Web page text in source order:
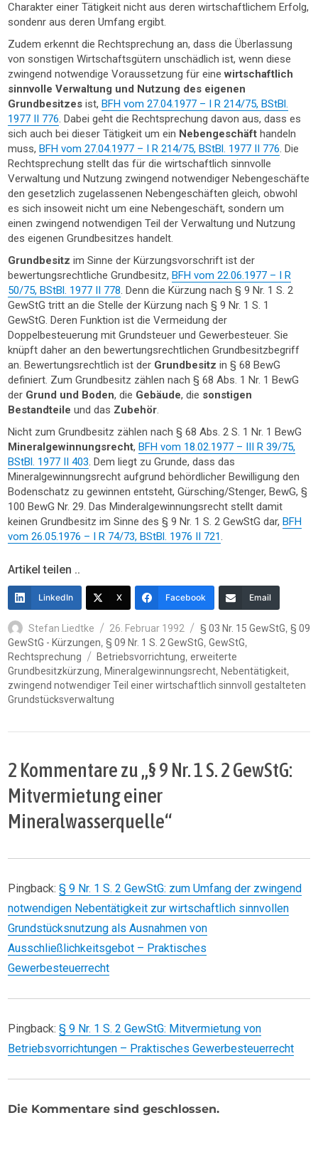
Charakter einer Tätigkeit nicht aus deren wirtschaftlichem Erfolg,
sondenr aus deren Umfang ergibt.
Zudem erkennt die Rechtsprechung an, dass die Überlassung
von sonstigen Wirtschaftsgütern unschädlich ist, wenn diese
zwingend notwendige Voraussetzung für einewirtschaftlich
sinnvolle Verwaltung und Nutzung des eigenen
Grundbesitzes ist,BFH vom 27.04.1977 – I R 214/75, BStBl.
1977 II 776. Dabei geht die Rechtsprechung davon aus, dass es
sich auch bei dieser Tätigkeit um ein Nebengeschäfthandeln
muss,BFH vom 27.04.1977 – I R 214/75, BStBl. 1977 II 776. Die
Rechtsprechung stellt das für die wirtschaftlich sinnvolle
Verwaltung und Nutzung zwingend notwendiger Nebengeschäfte
den gesetzlich zugelassenen Nebengeschäften gleich, obwohl
es sich insoweit nicht um eine Nebengeschäft, sondern um
einen zwingend notwendigen Teil der Verwaltung und Nutzung
des eigenen Grundbesitzes handelt.
Grundbesitzim Sinne der Kürzungsvorschrift ist der
bewertungsrechtliche Grundbesitz,BFH vom 22.06.1977 – I R
50/75, BStBl. 1977 II 778. Denn die Kürzung nach § 9 Nr. 1 S. 2
GewStG tritt an die Stelle der Kürzung nach § 9 Nr. 1 S. 1
GewStG. Deren Funktion ist die Vermeidung der
Doppelbesteuerung mit Grundsteuer und Gewerbesteuer. Sie
knüpft daher an den bewertungsrechtlichen Grundbesitzbegriff
an. Bewertungsrechtlich ist der Grundbesitzin § 68 BewG
definiert. Zum Grundbesitz zählen nach § 68 Abs. 1 Nr. 1 BewG
der Grund und Boden, die Gebäude, die sonstigen
Bestandteile und das Zubehör.
Nicht zum Grundbesitz zählen nach § 68 Abs. 2 S. 1 Nr. 1 BewG
Mineralgewinnungsrecht,BFH vom 18.02.1977 – III R 39/75,
BStBl. 1977 II 403. Dem liegt zu Grunde, dass das
Mineralgewinnungsrecht aufgrund behördlicher Bewilligung den
Bodenschatz zu gewinnen entsteht, Gürsching/Stenger, BewG, §
100 BewG Nr. 29. Das Minderalgewinnungsrecht stellt damit
keinen Grundbesitz im Sinne des § 9 Nr. 1 S. 2 GewStG dar,BFH
vom 26.05.1976 – I R 74/73, BStBl. 1976 II 721.
Artikel teilen ..
LinkedIn X Facebook Email
Autor
Stefan Liedtke
Veröffentlicht
am
26. Februar 1992 Kategorien
§ 03 Nr. 15 GewStG, § 09
GewStG - Kürzungen,§ 09 Nr. 1 S. 2 GewStG,GewStG,
Rechtsprechung Schlagwörter
Betriebsvorrichtung,erweiterte
Grundbesitzkürzung,Mineralgewinnungsrecht,Nebentätigkeit,
zwingend notwendiger Teil einer wirtschaftlich sinnvoll gestalteten
Grundstücksverwaltung
2 Kommentare zu „§ 9 Nr. 1 S. 2 GewStG:
Mitvermietung einer
Mineralwasserquelle“
Pingback:§ 9 Nr. 1 S. 2 GewStG: zum Umfang der zwingend
notwendigen Nebentätigkeit zur wirtschaftlich sinnvollen
Grundstücksnutzung als Ausnahmen von
Ausschließlichkeitsgebot – Praktisches
Gewerbesteuerrecht
Pingback:§ 9 Nr. 1 S. 2 GewStG: Mitvermietung von
Betriebsvorrichtungen – Praktisches Gewerbesteuerrecht
Die Kommentare sind geschlossen.